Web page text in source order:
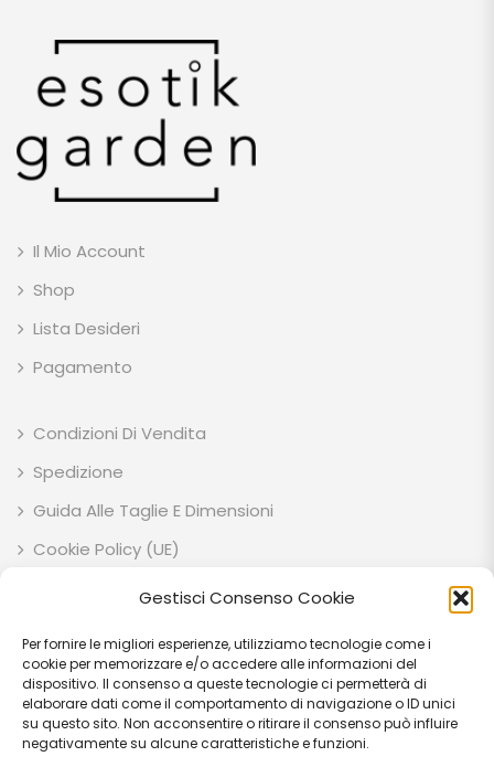
Gestisci Consenso Cookie
Per fornire le migliori esperienze, utilizziamo tecnologie come i
cookie per memorizzare e/o accedere alle informazioni del
dispositivo. Il consenso a queste tecnologie ci permetterà di
elaborare dati come il comportamento di navigazione o ID unici
su questo sito. Non acconsentire o ritirare il consenso può influire
negativamente su alcune caratteristiche e funzioni.
Il Mio Account
Shop
Lista Desideri
Pagamento
Condizioni Di Vendita
Spedizione
Guida Alle Taglie E Dimensioni
Cookie Policy (UE)
ESOTIK GARDEN SOCIETA' AGRICOLA SEMPLICE P.IVA: IT03707710541 C.F:
03707710541 VIA EZIO RUBEGNI 14 06023 - GUALDO TADINO (PG) - IT
PEC: esotikgarden@pec.it